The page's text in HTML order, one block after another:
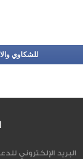
للشكاوي
البريد الإلكتروني